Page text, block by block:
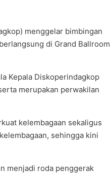
menggelar bimbingan
di Grand Ballroom
Kepala Diskoperindagkop
merupakan perwakilan
kelembagaan sekaligus
sehingga kini
menjadi roda penggerak